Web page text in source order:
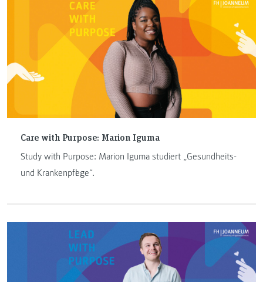
Care with Purpose: Marion Iguma
Study with Purpose: Marion Iguma studiert „Gesundheits-
und Krankenpflege“.